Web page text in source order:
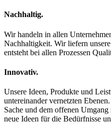
Nachhaltig.
Wir handeln in allen
Nachhaltigkeit. Wir liefern
entsteht bei allen Prozessen
Innovativ.
Unsere Ideen, Produkte und
untereinander vernetzten
Sache und dem offenen
neue Ideen für die Bedürfnisse